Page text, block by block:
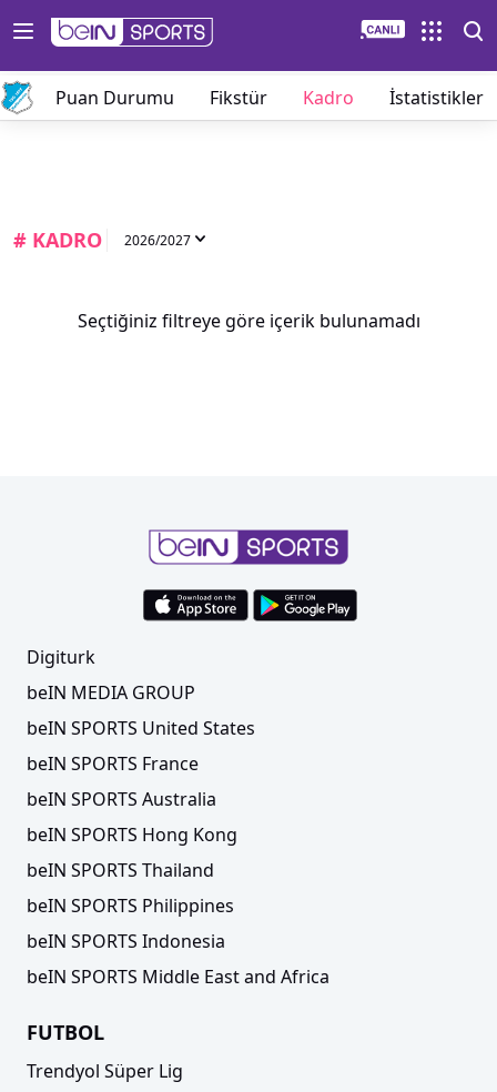
Puan Durumu Fikstür Kadro İstatistikler
# KADRO 2026/2027
Seçtiğiniz filtreye göre içerik bulunamadı
Digiturk
beIN MEDIA GROUP
beIN SPORTS United States
beIN SPORTS France
beIN SPORTS Australia
beIN SPORTS Hong Kong
beIN SPORTS Thailand
beIN SPORTS Philippines
beIN SPORTS Indonesia
beIN SPORTS Middle East and Africa
FUTBOL
Trendyol Süper Lig